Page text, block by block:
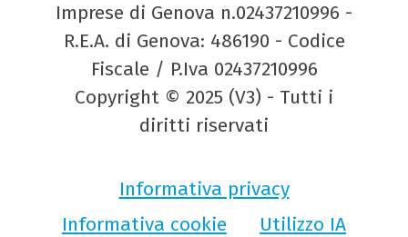
Imprese di Genova n.02437210996 -
R.E.A. di Genova: 486190 - Codice
Fiscale / P.Iva 02437210996
Copyright © 2025 (V3) - Tutti i
diritti riservati
Informativa privacy
Informativa cookie
Utilizzo IA